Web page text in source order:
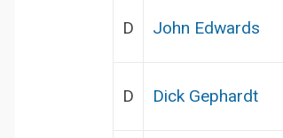
D John Edwards
D Dick Gephardt